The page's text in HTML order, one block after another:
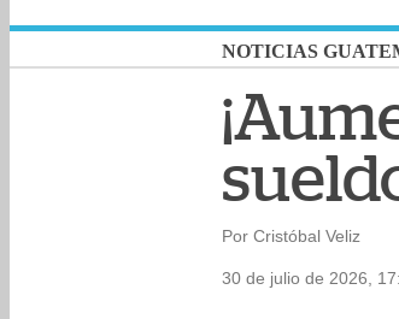
NOTICIAS
Por Cristóbal Veliz
30 de julio de 2026,